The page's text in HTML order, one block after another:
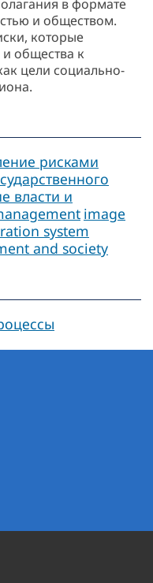
в формате
и обществом.
которые
общества к
цели социально-
рисками
власти и
image
system
and society